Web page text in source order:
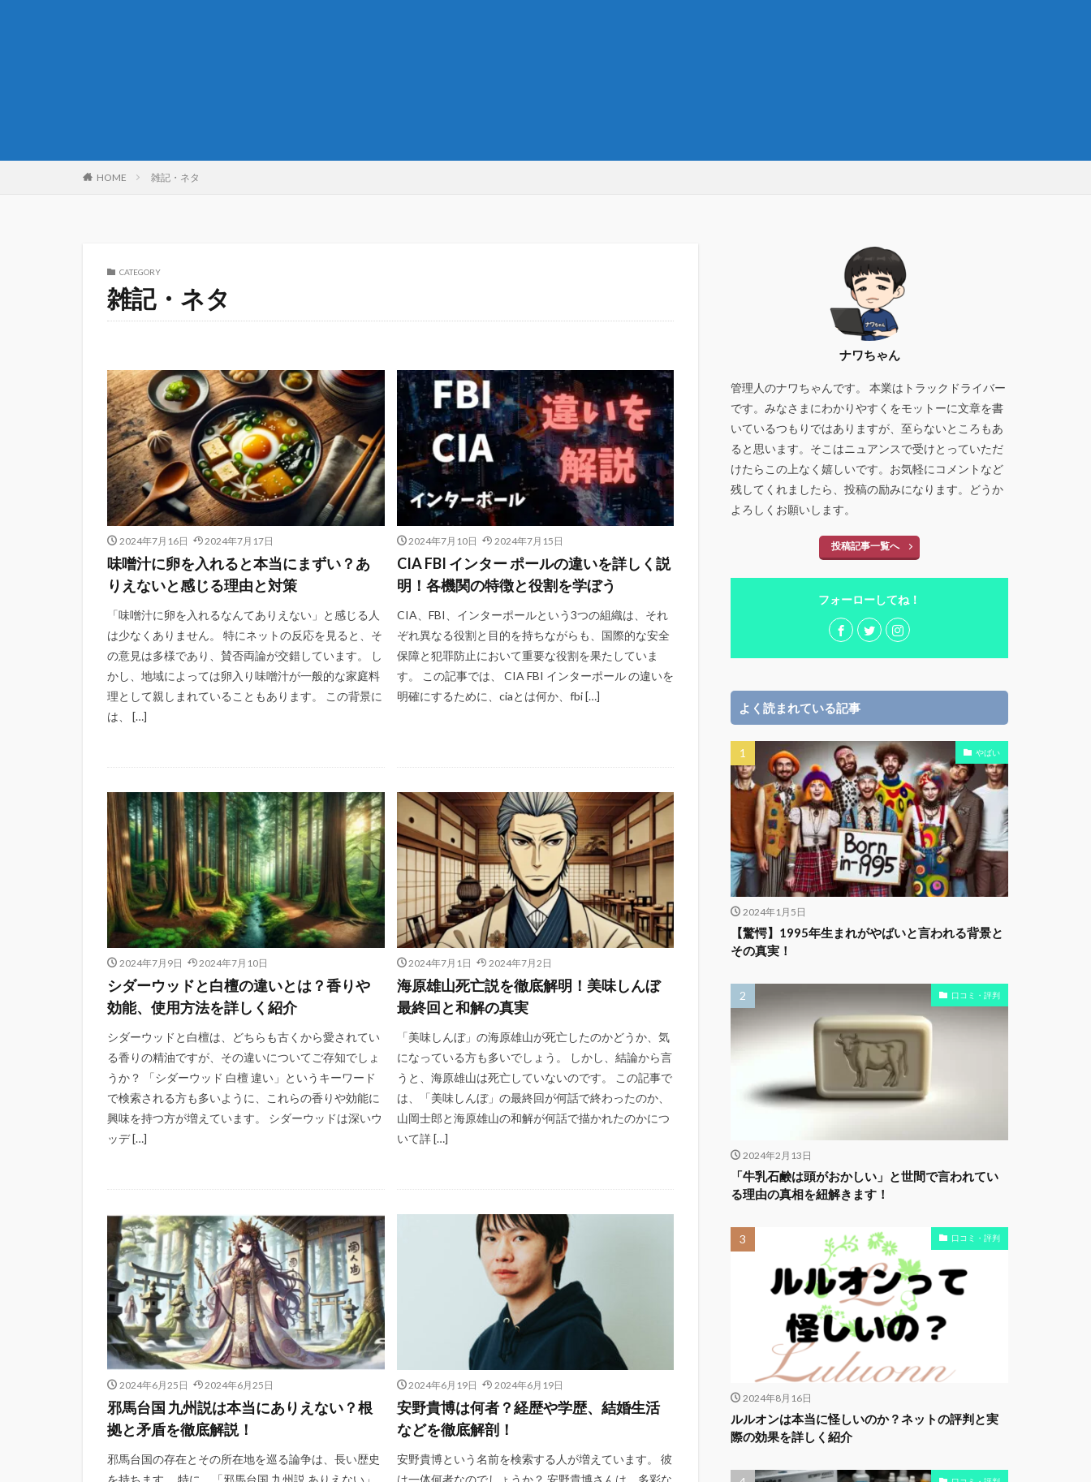
HOME 雑記・ネタ
CATEGORY
雑記・ネタ
2024年7月16日 2024年7月17日
味噌汁に卵を入れると本当にまずい？あ
りえないと感じる理由と対策
「味噌汁に卵を入れるなんてありえない」と感じる人
は少なくありません。 特にネットの反応を見ると、そ
の意見は多様であり、賛否両論が交錯しています。 し
かし、地域によっては卵入り味噌汁が一般的な家庭料
理として親しまれていることもあります。 この背景に
は、 […]
2024年7月10日 2024年7月15日
CIA FBI インター ポールの違いを詳しく説
明！各機関の特徴と役割を学ぼう
CIA、FBI、インターポールという3つの組織は、それ
ぞれ異なる役割と目的を持ちながらも、国際的な安全
保障と犯罪防止において重要な役割を果たしていま
す。 この記事では、 CIA FBI インターポール の違いを
明確にするために、ciaとは何か、fbi […]
2024年7月9日 2024年7月10日
シダーウッドと白檀の違いとは？香りや
効能、使用方法を詳しく紹介
シダーウッドと白檀は、どちらも古くから愛されてい
る香りの精油ですが、その違いについてご存知でしょ
うか？ 「シダーウッド 白檀 違い」というキーワード
で検索される方も多いように、これらの香りや効能に
興味を持つ方が増えています。 シダーウッドは深いウ
ッデ […]
2024年7月1日 2024年7月2日
海原雄山死亡説を徹底解明！美味しんぼ
最終回と和解の真実
「美味しんぼ」の海原雄山が死亡したのかどうか、気
になっている方も多いでしょう。 しかし、結論から言
うと、海原雄山は死亡していないのです。 この記事で
は、「美味しんぼ」の最終回が何話で終わったのか、
山岡士郎と海原雄山の和解が何話で描かれたのかにつ
いて詳 […]
2024年6月25日 2024年6月25日
邪馬台国 九州説は本当にありえない？根
拠と矛盾を徹底解説！
邪馬台国の存在とその所在地を巡る論争は、長い歴史
2024年6月19日 2024年6月19日
安野貴博は何者？経歴や学歴、結婚生活
などを徹底解剖！
安野貴博という名前を検索する人が増えています。 彼
ナワちゃん
管理人のナワちゃんです。 本業はトラックドライバー
です。みなさまにわかりやすくをモットーに文章を書
いているつもりではありますが、至らないところもあ
ると思います。そこはニュアンスで受けとっていただ
けたらこの上なく嬉しいです。お気軽にコメントなど
残してくれましたら、投稿の励みになります。どうか
よろしくお願いします。
投稿記事一覧へ
フォーローしてね！
よく読まれている記事
やばい
2024年1月5日
【驚愕】1995年生まれがやばいと言われる背景と
その真実！
口コミ・評判
2024年2月13日
「牛乳石鹸は頭がおかしい」と世間で言われてい
る理由の真相を紐解きます！
口コミ・評判
2024年8月16日
ルルオンは本当に怪しいのか？ネットの評判と実
際の効果を詳しく紹介